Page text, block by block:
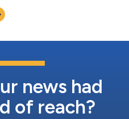
istituti di ricerca e oltre 12.500
per sviluppare tecnol...
news had
of reach?